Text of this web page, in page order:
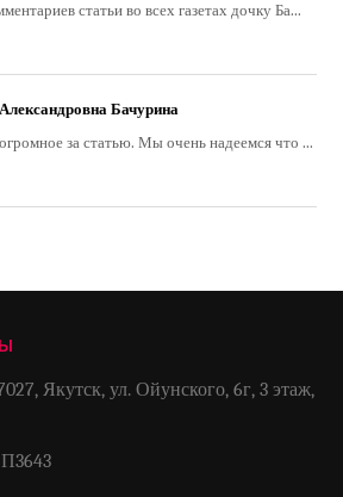
статьи во всех газетах дочку Ба...
Бачурина
за статью. Мы очень надеемся что ...
Якутск, ул. Ойунского, 6г, 3 этаж,